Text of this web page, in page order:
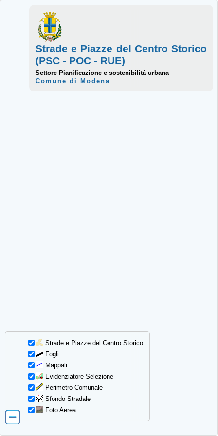
Strade e Piazze del Centro Storico
Fogli
Mappali
Evidenziatore Selezione
Perimetro Comunale
Sfondo Stradale
Foto Aerea
Strade e Piazze del Centro Storico
(PSC - POC - RUE)
Settore Pianificazione e sostenibilità urbana
Comune di Modena